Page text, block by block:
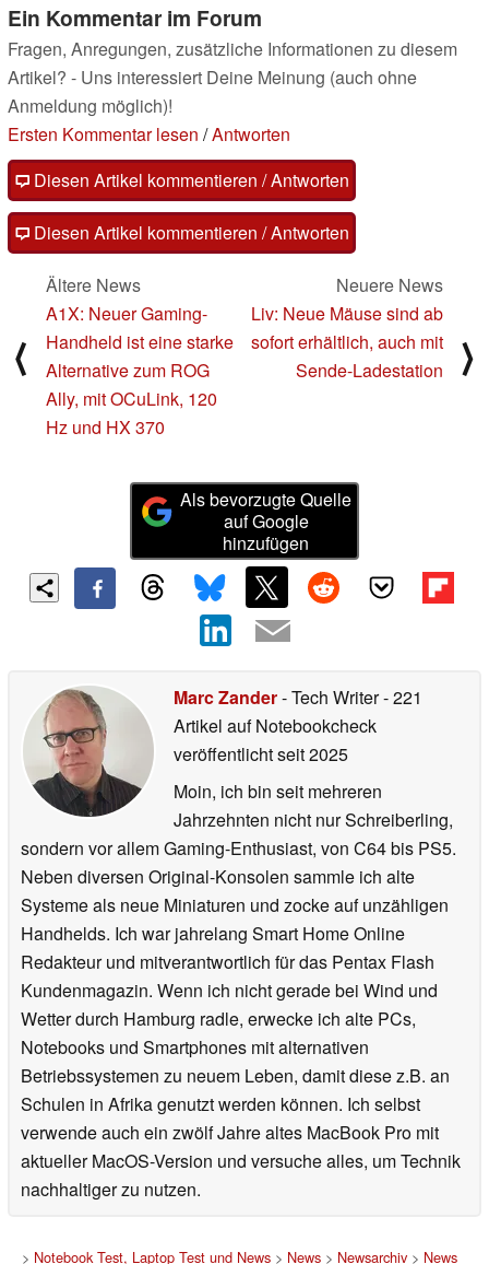
Ein Kommentar im Forum
Fragen, Anregungen, zusätzliche Informationen zu diesem
Artikel? - Uns interessiert Deine Meinung (auch ohne
Anmeldung möglich)!
Ersten Kommentar lesen /Antworten
Diesen Artikel kommentieren / Antworten
Diesen Artikel kommentieren / Antworten
⟨
Ältere News
A1X: Neuer Gaming-
Handheld ist eine starke
Alternative zum ROG
Ally, mit OCuLink, 120
Hz und HX 370
Neuere News
Liv: Neue Mäuse sind ab
sofort erhältlich, auch mit
Sende-Ladestation
⟩
Als bevorzugte Quelle
auf Google
hinzufügen
Marc Zander- Tech Writer- 221
Artikel auf Notebookcheck
veröffentlichtseit 2025
Moin, ich bin seit mehreren
Jahrzehnten nicht nur Schreiberling,
sondern vor allem Gaming-Enthusiast, von C64 bis PS5.
Neben diversen Original-Konsolen sammle ich alte
Systeme als neue Miniaturen und zocke auf unzähligen
Handhelds. Ich war jahrelang Smart Home Online
Redakteur und mitverantwortlich für das Pentax Flash
Kundenmagazin. Wenn ich nicht gerade bei Wind und
Wetter durch Hamburg radle, erwecke ich alte PCs,
Notebooks und Smartphones mit alternativen
Betriebssystemen zu neuem Leben, damit diese z.B. an
Schulen in Afrika genutzt werden können. Ich selbst
verwende auch ein zwölf Jahre altes MacBook Pro mit
aktueller MacOS-Version und versuche alles, um Technik
nachhaltiger zu nutzen.
> Notebook Test, Laptop Test und News> News> Newsarchiv> News